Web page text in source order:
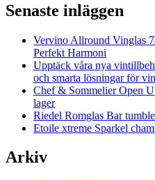
Senaste inläggen
Vervino Allround Vinglas
Perfekt Harmoni
Upptäck våra nya
och smarta lösningar för
Chef & Sommelier Open
lager
Riedel Romglas Bar
Etoile xtreme Sparkel
Arkiv